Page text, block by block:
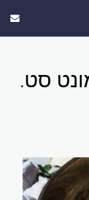
סט.